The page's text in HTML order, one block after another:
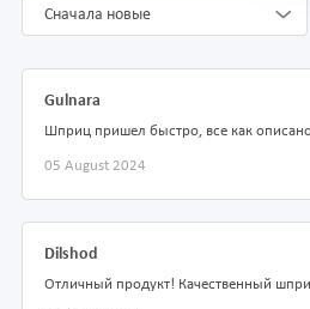
Сначала новые
Gulnara
Шприц пришел быстро, все как
05 August 2024
Dilshod
Отличный продукт! Качественный